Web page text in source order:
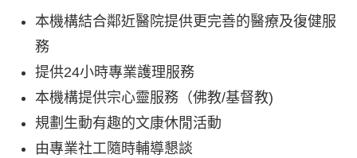
本機構結合鄰近醫院提供更完善的醫療及復健服
務
提供24小時專業護理服務
本機構提供宗心靈服務（佛教/基督教)
規劃生動有趣的文康休閒活動
由專業社工隨時輔導懇談